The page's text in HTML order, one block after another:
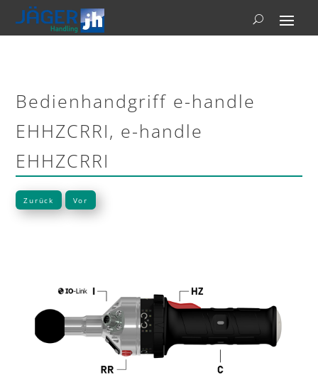
Bedienhandgriff e-handle
EHHZCRRI, e-handle
EHHZCRRI
Zurück Vor